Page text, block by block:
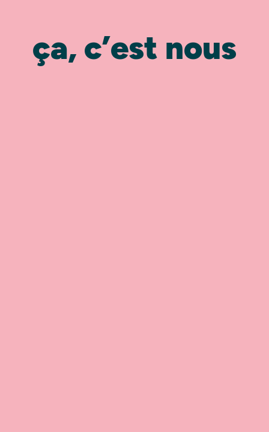
ça, c’est nous